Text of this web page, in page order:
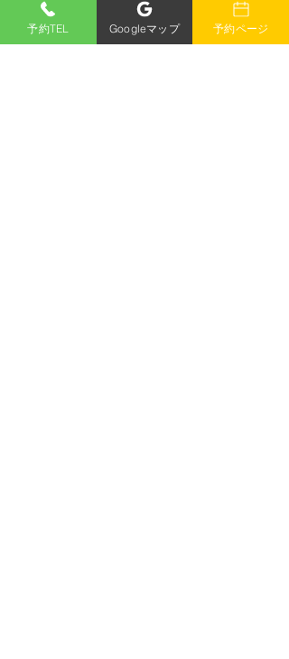
アウトドアアクティビティ
予約TEL Googleマップ 予約ページ